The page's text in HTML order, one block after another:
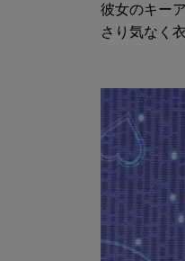
彼女のキー
さり気なく